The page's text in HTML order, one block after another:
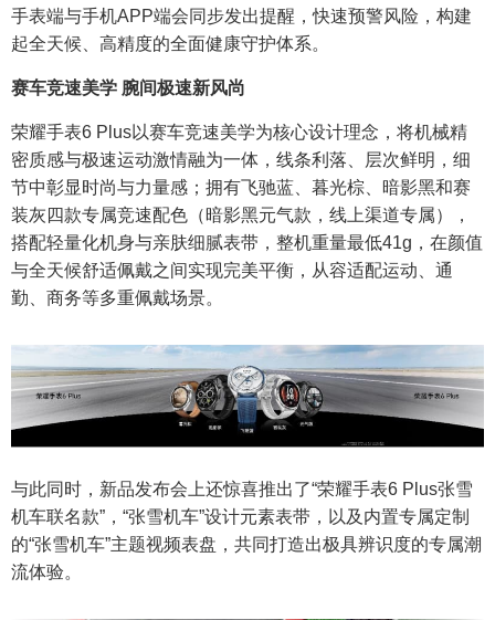
手表端与手机APP端会同步发出提醒，快速预警风险，构建
起全天候、高精度的全面健康守护体系。
赛车竞速美学 腕间极速新风尚
荣耀手表6 Plus以赛车竞速美学为核心设计理念，将机械精
密质感与极速运动激情融为一体，线条利落、层次鲜明，细
节中彰显时尚与力量感；拥有飞驰蓝、暮光棕、暗影黑和赛
装灰四款专属竞速配色（暗影黑元气款，线上渠道专属），
搭配轻量化机身与亲肤细腻表带，整机重量最低41g，在颜值
与全天候舒适佩戴之间实现完美平衡，从容适配运动、通
勤、商务等多重佩戴场景。
与此同时，新品发布会上还惊喜推出了“荣耀手表6 Plus张雪
机车联名款”，“张雪机车”设计元素表带，以及内置专属定制
的“张雪机车”主题视频表盘，共同打造出极具辨识度的专属潮
流体验。